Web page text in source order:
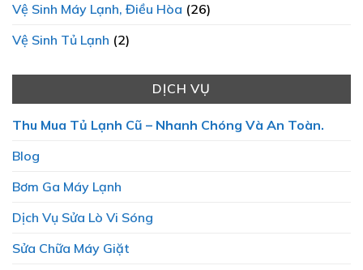
Vệ Sinh Máy Lạnh, Điều Hòa (26)
Vệ Sinh Tủ Lạnh (2)
DỊCH VỤ
Thu Mua Tủ Lạnh Cũ – Nhanh Chóng Và An Toàn.
Blog
Bơm Ga Máy Lạnh
Dịch Vụ Sửa Lò Vi Sóng
Sửa Chữa Máy Giặt